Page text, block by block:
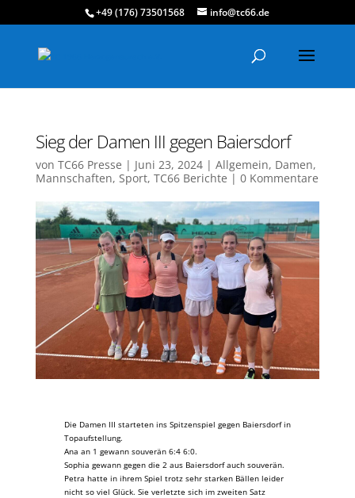
+49 (176) 73501568 info@tc66.de
Sieg der Damen III gegen Baiersdorf
von TC66 Presse | Juni 23, 2024| Allgemein, Damen,
Mannschaften, Sport, TC66 Berichte | 0 Kommentare
Die Damen III starteten ins Spitzenspiel gegen Baiersdorf in
Topaufstellung.
Ana an 1 gewann souverän 6:4 6:0.
Sophia gewann gegen die 2 aus Baiersdorf auch souverän.
Petra hatte in ihrem Spiel trotz sehr starken Bällen leider
nicht so viel Glück. Sie verletzte sich im zweiten Satz